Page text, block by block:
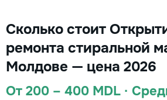
Сколько стоит
ремонта стиральной
Молдове — цена 2026
От 200 – 400 MDL ·